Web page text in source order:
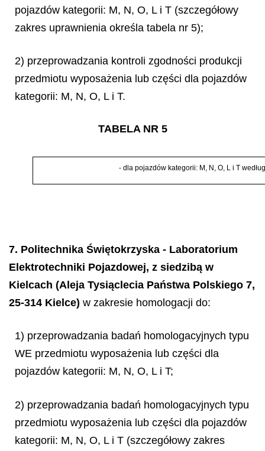
pojazdów kategorii: M, N, O, L i T (szczegółowy
zakres uprawnienia określa tabela nr 5);
2) przeprowadzania kontroli zgodności produkcji
przedmiotu wyposażenia lub części dla pojazdów
kategorii: M, N, O, L i T.
TABELA NR 5
- dla pojazdów kategorii: M, N, O, L i T wedł
7. Politechnika Świętokrzyska - Laboratorium
Elektrotechniki Pojazdowej, z siedzibą w
Kielcach (Aleja Tysiąclecia Państwa Polskiego 7,
25-314 Kielce) w zakresie homologacji do:
1) przeprowadzania badań homologacyjnych typu
WE przedmiotu wyposażenia lub części dla
pojazdów kategorii: M, N, O, L i T;
2) przeprowadzania badań homologacyjnych typu
przedmiotu wyposażenia lub części dla pojazdów
kategorii: M, N, O, L i T (szczegółowy zakres